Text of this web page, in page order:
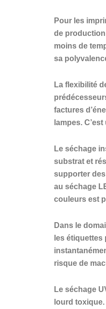
Pour les
de production
moins de
sa
La flexibilité
factures
lampes.
Le séchage
substrat et
supporter
au séchage
couleurs est
Dans le
les
risque de
Le séchage
lourd